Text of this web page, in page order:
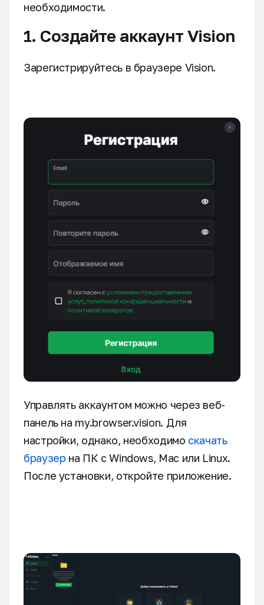
необходимости.
1. Создайте аккаунт Vision
Зарегистрируйтесь в браузере Vision.
Управлять аккаунтом можно через веб-
панель на my.browser.vision. Для
настройки, однако, необходимо скачать
браузер на ПК с Windows, Mac или Linux.
После установки, откройте приложение.